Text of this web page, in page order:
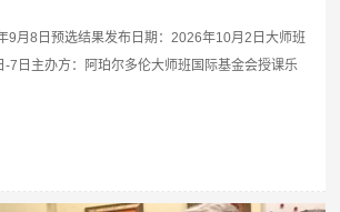
9月8日预选结果发布日期：2026年10月2日大师班
-7日主办方：阿珀尔多伦大师班国际基金会授课乐